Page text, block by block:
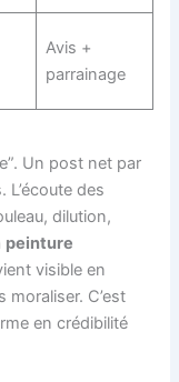
Avis +
parrainage
Un post net par
des
dilution,
peinture
visible en
C’est
en crédibilité